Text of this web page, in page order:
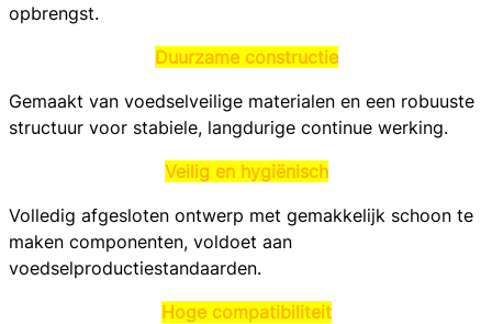
opbrengst.
Duurzame constructie
Gemaakt van voedselveilige materialen en een robuuste
structuur voor stabiele, langdurige continue werking.
Veilig en hygiënisch
Volledig afgesloten ontwerp met gemakkelijk schoon te
maken componenten, voldoet aan
voedselproductiestandaarden.
Hoge compatibiliteit